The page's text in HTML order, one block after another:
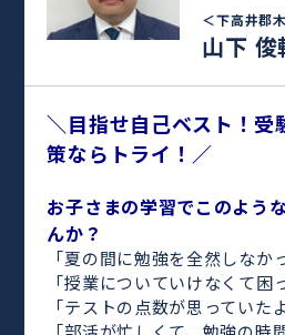
＜下高井郡
山下 俊
＼目指せ自己ベスト！受
策ならトライ！／
お子さまの学習でこのよう
んか？
「夏の間に勉強を全然しなか
「授業についていけなくて困
「テストの点数が思っていた